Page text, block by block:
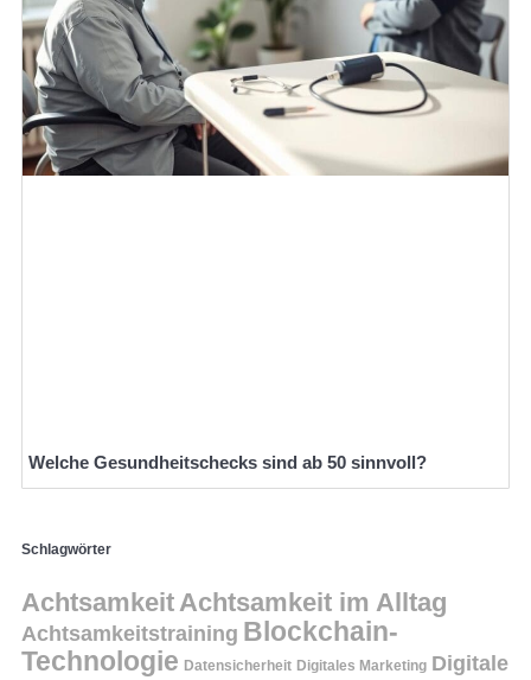
Welche Gesundheitschecks sind ab 50 sinnvoll?
Schlagwörter
AchtsamkeitAchtsamkeit im Alltag
Achtsamkeitstraining Blockchain-
Technologie Datensicherheit Digitales Marketing Digitale